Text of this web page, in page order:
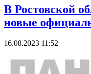
В Ростовской
новые
16.08.2023 11:52